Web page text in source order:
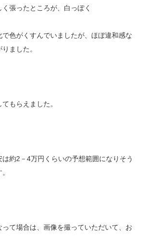
張ったところが、白っぽく
で色がくすんでいましたが、ほぼ違和感な
ました。
もらえました。
約2－4万円くらいの予想範囲になりそう
って場合は、画像を撮っていただいて、お